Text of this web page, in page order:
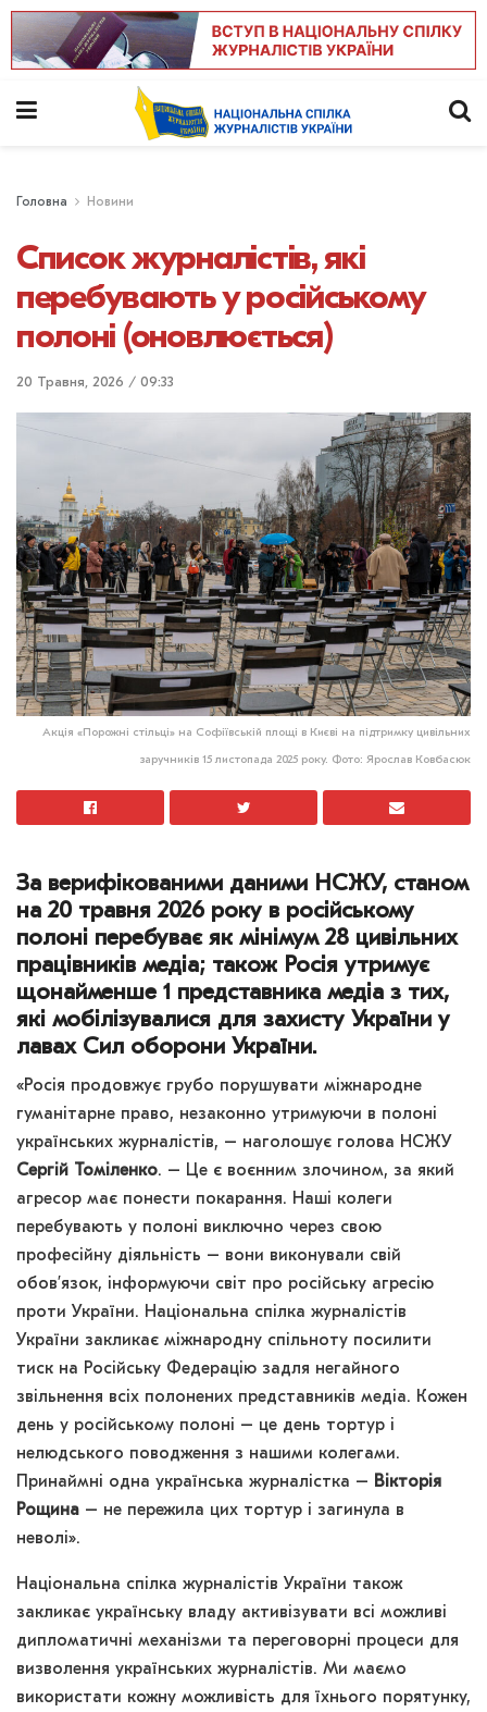
Головна Новини
Список журналістів, які
перебувають у російському
полоні (оновлюється)
20 Травня, 2026 / 09:33
Акція «Порожні стільці» на Софіївській площі в Києві на підтримку цивільних
заручників 15 листопада 2025 року. Фото: Ярослав Ковбасюк
За верифікованими даними НСЖУ, станом
на 20 травня 2026 року в російському
полоні перебуває як мінімум 28 цивільних
працівників медіа; також Росія утримує
щонайменше 1 представника медіа з тих,
які мобілізувалися для захисту України у
лавах Сил оборони України.
«Росія продовжує грубо порушувати міжнародне
гуманітарне право, незаконно утримуючи в полоні
українських журналістів, – наголошує голова НСЖУ
Сергій Томіленко. – Це є воєнним злочином, за який
агресор має понести покарання. Наші колеги
перебувають у полоні виключно через свою
професійну діяльність – вони виконували свій
обов’язок, інформуючи світ про російську агресію
проти України. Національна спілка журналістів
України закликає міжнародну спільноту посилити
тиск на Російську Федерацію задля негайного
звільнення всіх полонених представників медіа. Кожен
день у російському полоні – це день тортур і
нелюдського поводження з нашими колегами.
Принаймні одна українська журналістка – Вікторія
Рощина – не пережила цих тортур і загинула в
неволі».
Національна спілка журналістів України також
закликає українську владу активізувати всі можливі
дипломатичні механізми та переговорні процеси для
визволення українських журналістів. Ми маємо
використати кожну можливість для їхнього порятунку,